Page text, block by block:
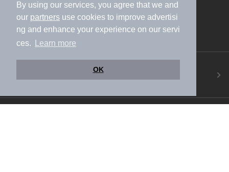
By using our services, you agree that we and
our partners use cookies to improve advertisi
ng and enhance your experience on our servi
ces.
Learn more
OK
地図から温泉検索！お得な限定クーポンも！